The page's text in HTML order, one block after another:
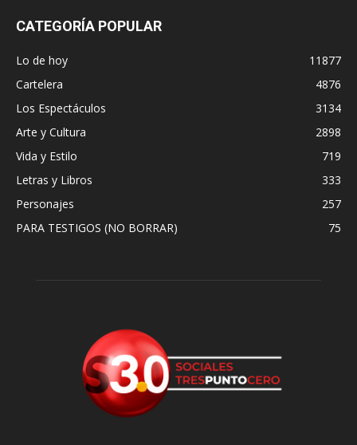
CATEGORÍA POPULAR
Lo de hoy
11877
Cartelera
4876
Los Espectáculos
3134
Arte y Cultura
2898
Vida y Estilo
719
Letras y Libros
333
Personajes
257
PARA TESTIGOS (NO BORRAR)
75